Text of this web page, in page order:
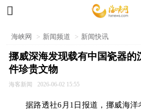

海峡网 > 新闻频道 > 新闻快讯
挪威深海发现载有中国瓷器的
件珍贵文物
海客新闻 2026-06-02 15:55
据路透社6月1日报道，挪威海